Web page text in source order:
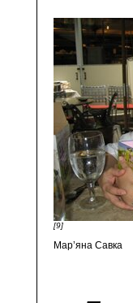
[9]
Мар’яна Савка